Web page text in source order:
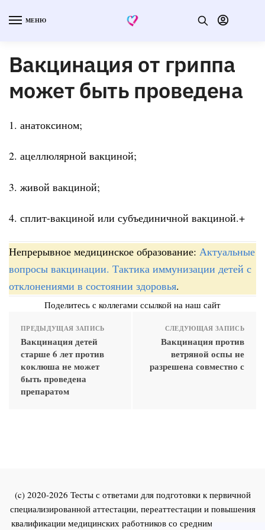
МЕНЮ
Вакцинация от гриппа
может быть проведена
1. анатоксином;
2. ацеллюлярной вакциной;
3. живой вакциной;
4. сплит-вакциной или субъединичной вакциной.+
Непрерывное медицинское образование: Актуальные
вопросы вакцинации. Тактика иммунизации детей с
отклонениями в состоянии здоровья.
Поделитесь с коллегами ссылкой на наш сайт
ПРЕДЫДУЩАЯ ЗАПИСЬ
Вакцинация детей
старше 6 лет против
коклюша не может
быть проведена
препаратом
СЛЕДУЮЩАЯ ЗАПИСЬ
Вакцинация против
ветряной оспы не
разрешена совместно с
(c) 2020-2026 Тесты с ответами для подготовки к первичной
специализированной аттестации, переаттестации и повышения
квалификации медицинских работников со средним и высшим